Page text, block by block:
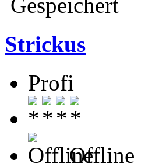
Gespeichert
Strickus
Profi
Offline